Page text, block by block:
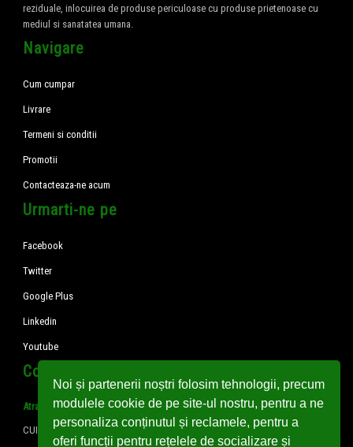
Noi și partenerii noștri folosim tehnologii, precum
modulele cookie de pe site-ul nostru, pentru a ne
personaliza conținutul și reclamele, pentru a
oferi funcții pentru rețelele de socializare și
reziduale, inlocuirea de produse periculoase cu produse prietenoase cu
mediul si sanatatea umana.
Navigare
Cum cumpar
Livrare
Termeni si conditii
Promotii
Contacteaza-ne acum
Urmarti-ne pe
Facebook
Twitter
Google Plus
Linkedin
Youtube
Contact rapid
Atrascon SRL
CUI: RO2286201; Reg. Com. J16/814/1992